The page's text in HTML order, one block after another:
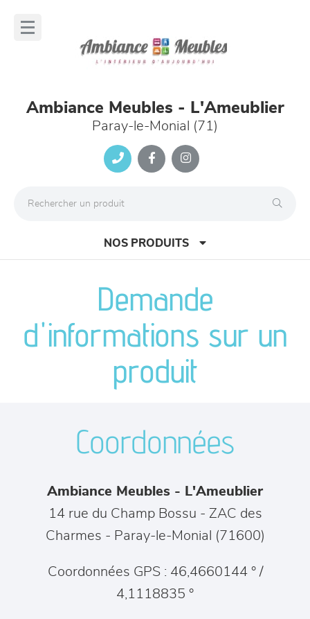
Ambiance Meubles - L'Ameublier
Paray-le-Monial (71)
NOS PRODUITS
canapés et fauteuils
séjours
meubles de complément
chambres et dressing
décoration
Demande
d'informations sur un
produit
Coordonnées
Ambiance Meubles - L'Ameublier
14 rue du Champ Bossu - ZAC des
Charmes - Paray-le-Monial (71600)
Coordonnées GPS : 46,4660144 ° /
4,1118835 °